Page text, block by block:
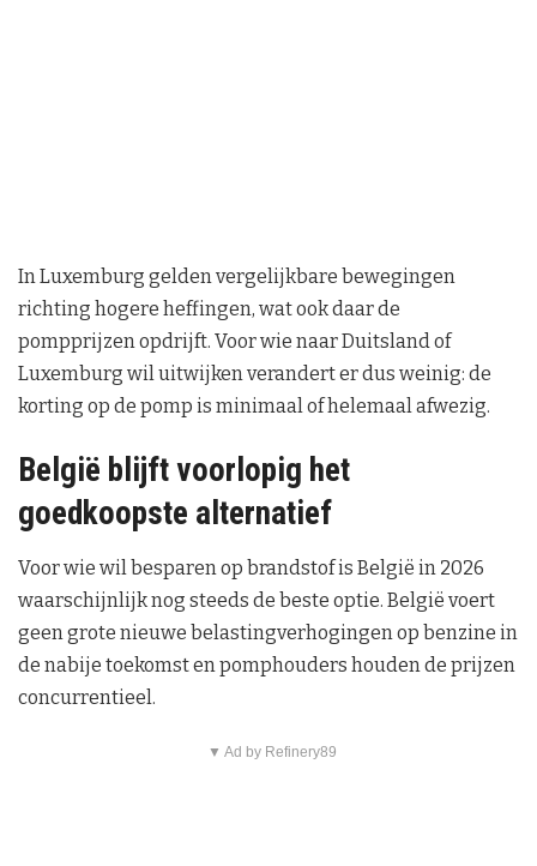
In Luxemburg gelden vergelijkbare bewegingen
richting hogere heffingen, wat ook daar de
pompprijzen opdrijft. Voor wie naar Duitsland of
Luxemburg wil uitwijken verandert er dus weinig: de
korting op de pomp is minimaal of helemaal afwezig.
België blijft voorlopig het
goedkoopste alternatief
Voor wie wil besparen op brandstof is België in 2026
waarschijnlijk nog steeds de beste optie. België voert
geen grote nieuwe belastingverhogingen op benzine in
de nabije toekomst en pomphouders houden de prijzen
concurrentieel.
▼ Ad by Refinery89